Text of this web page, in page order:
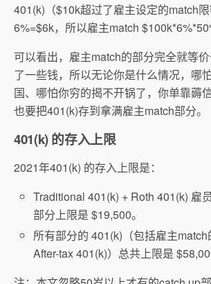
401(k)（$10k超过了雇主设定的match
6%=$6k，所以雇主match
可以看出，雇主match的部分完全就等
了一些钱，所以无论你是什么情况，哪
国、哪怕你穷的揭不开锅了，你单靠薅
也要把401(k)存到拿满雇主match部分。
401(k) 的存入上限
2021年401(k) 的存入上限是：
Traditional 401(k) + Roth 401(k) 雇
部分上限是 $19,500。
所有部分的 401(k)（包括雇主
After-tax 401(k)）总共上限是